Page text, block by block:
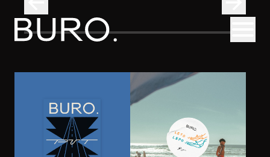
BURO.
KAD SE ISPOD TRGA REPUBLIKE
ZAČUJE OKEAN: SVE O IZLOŽBI
„ATLANTIS”